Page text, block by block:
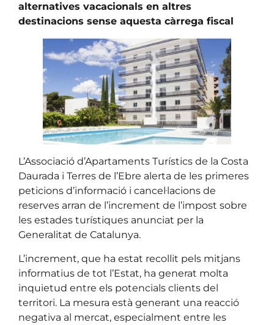
alternatives vacacionals en altres
destinacions sense aquesta càrrega fiscal
L’Associació d’Apartaments Turístics de la Costa
Daurada i Terres de l’Ebre alerta de les primeres
peticions d’informació i cancel·lacions de
reserves arran de l’increment de l’impost sobre
les estades turístiques anunciat per la
Generalitat de Catalunya.
L’increment, que ha estat recollit pels mitjans
informatius de tot l’Estat, ha generat molta
inquietud entre els potencials clients del
territori. La mesura està generant una reacció
negativa al mercat, especialment entre les